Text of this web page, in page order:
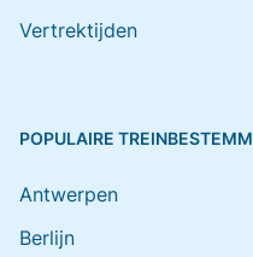
Vertrektijden
POPULAIRE
Antwerpen
Berlijn